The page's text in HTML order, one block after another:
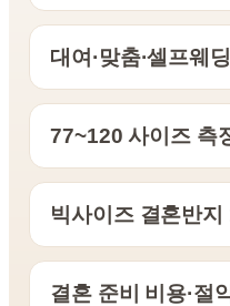
대여·맞춤·셀프웨
77~120 사이즈 측
빅사이즈 결혼반
결혼 준비 비용·절